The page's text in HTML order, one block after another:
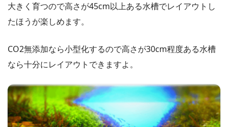
大きく育つので高さが45cm以上ある水槽でレイアウトし
たほうが楽しめます。
CO2無添加なら小型化するので高さが30cm程度ある水槽
なら十分にレイアウトできますよ。